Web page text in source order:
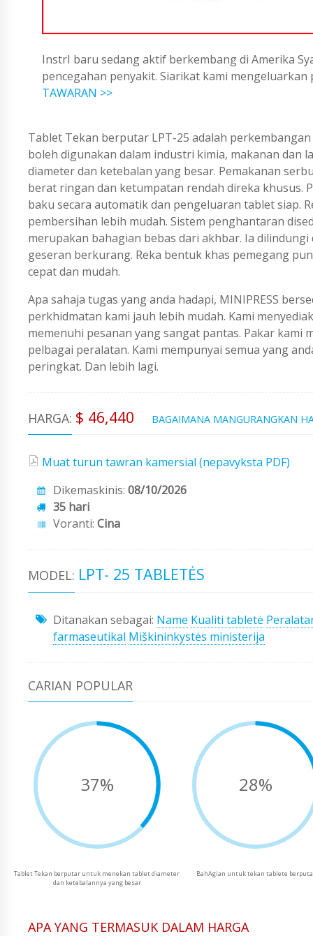
InstrI baru sedang aktif berkembang di Amerika
pencegahan penyakit. Siarikat kami
TAWARAN >>
Tablet Tekan berputar LPT-25 adalah
boleh digunakan dalam industri kimia, makanan dan
diameter dan ketebalan yang besar. Pemakanan
berat ringan dan ketumpatan rendah direka khusus.
baku secara automatik dan pengeluaran tablet siap.
pembersihan lebih mudah. Sistem penghantaran
merupakan bahagian bebas dari akhbar. Ia
geseran berkurang. Reka bentuk khas pemegang
cepat dan mudah.
Apa sahaja tugas yang anda hadapi, MINIPRESS
perkhidmatan kami jauh lebih mudah. Kami
memenuhi pesanan yang sangat pantas. Pakar
pelbagai peralatan. Kami mempunyai semua yang
peringkat. Dan lebih lagi.
HARGA: $ 46,440 BAGAIMANA MANGURANGKAN
Muat turun tawran kamersial (nepavyksta PDF)
Dikemaskinis: 08/10/2026
35 hari
Voranti: Cina
MODEL: LPT- 25 TABLETĖS
Ditanakan sebagai: Name Kualiti tabletė
farmaseutikal Miškininkystės ministerija
CARIAN POPULAR
37%
Tablet Tekan berputar untuk menekan tablet diameter
dan ketebalannya yang besar
28%
BahAgian untuk tekan tablete
APA YANG TERMASUK DALAM HARGA